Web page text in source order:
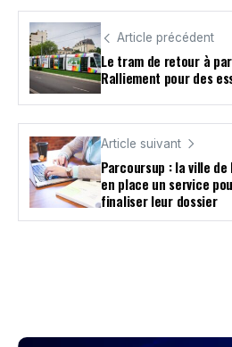
Article précédent
Le tram de retour à
Ralliement pour des
Article suivant
Parcoursup : la ville
en place un service
finaliser leur dossier